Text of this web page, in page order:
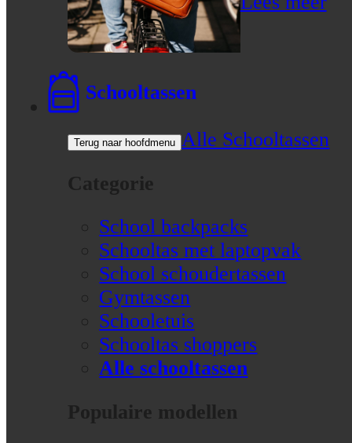
Schooltassen
Terug naar hoofdmenu Alle Schooltassen
Categorie
School backpacks
Schooltas met laptopvak
School schoudertassen
Gymtassen
Schooletuis
Schooltas shoppers
Alle schooltassen
Populaire modellen